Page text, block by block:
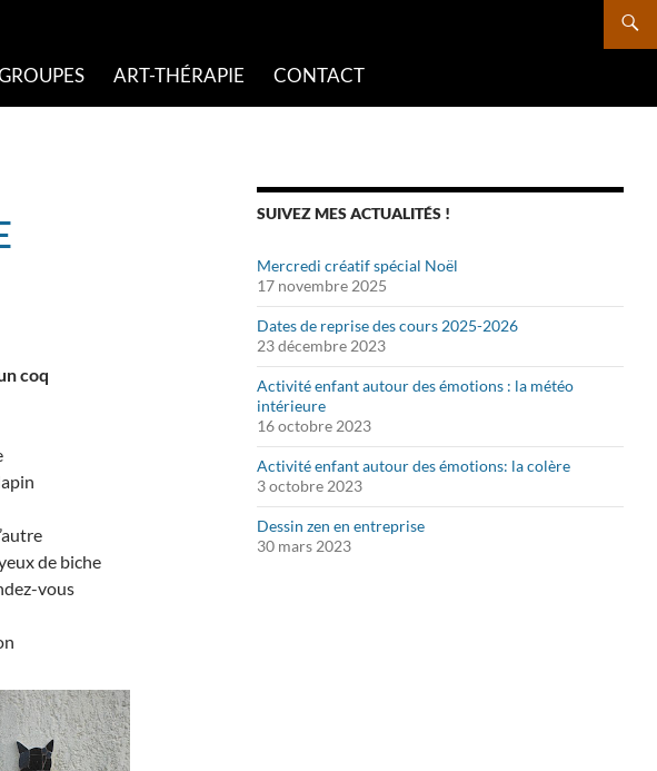
ART-THÉRAPIE CONTACT
coq
de biche
vous
SUIVEZ MES ACTUALITÉS !
Mercredi créatif spécial Noël
17 novembre 2025
Dates de reprise des cours 2025-2026
23 décembre 2023
Activité enfant autour des émotions : la météo
intérieure
16 octobre 2023
Activité enfant autour des émotions: la colère
3 octobre 2023
Dessin zen en entreprise
30 mars 2023